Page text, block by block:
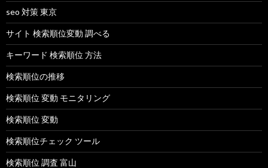
seo 対策 東京
サイト 検索順位変動 調べる
キーワード 検索順位 方法
検索順位の推移
検索順位 変動 モニタリング
検索順位 変動
検索順位チェック ツール
検索順位 調査 富山